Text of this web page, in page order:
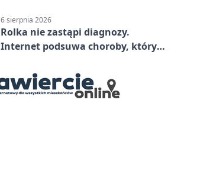
6 sierpnia 2026
Rolka nie zastąpi diagnozy.
Internet podsuwa choroby, których